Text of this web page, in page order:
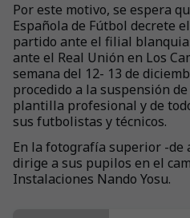
Por este motivo, se espera
Española de Fútbol decrete
partido ante el filial
ante el Real Unión en Los
semana del 12- 13 de
procedido a la suspensión
plantilla profesional y de
sus futbolistas y técnicos.
En la fotografía superior -de
dirige a sus pupilos en el
Instalaciones Nando Yosu.